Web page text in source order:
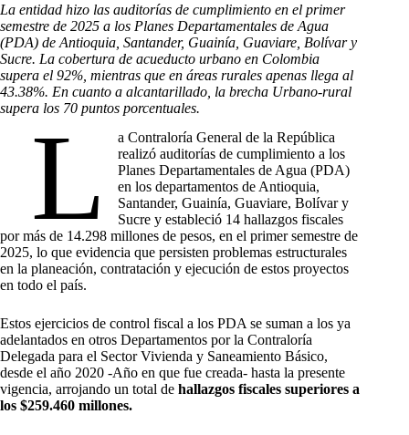
La entidad hizo las auditorías de cumplimiento en el primer
semestre de 2025 a los Planes Departamentales de Agua
(PDA) de Antioquia, Santander, Guainía, Guaviare, Bolívar y
Sucre. La cobertura de acueducto urbano en Colombia
supera el 92%, mientras que en áreas rurales apenas llega al
43.38%. En cuanto a alcantarillado, la brecha Urbano-rural
supera los 70 puntos porcentuales.
L
a Contraloría General de la República
realizó auditorías de cumplimiento a los
Planes Departamentales de Agua (PDA)
en los departamentos de Antioquia,
Santander, Guainía, Guaviare, Bolívar y
Sucre y estableció 14 hallazgos fiscales
por más de 14.298 millones de pesos, en el primer semestre de
2025, lo que evidencia que persisten problemas estructurales
en la planeación, contratación y ejecución de estos proyectos
en todo el país.
Estos ejercicios de control fiscal a los PDA se suman a los ya
adelantados en otros Departamentos por la Contraloría
Delegada para el Sector Vivienda y Saneamiento Básico,
desde el año 2020 -Año en que fue creada- hasta la presente
vigencia, arrojando un total de hallazgos fiscales superiores a
los $259.460 millones.